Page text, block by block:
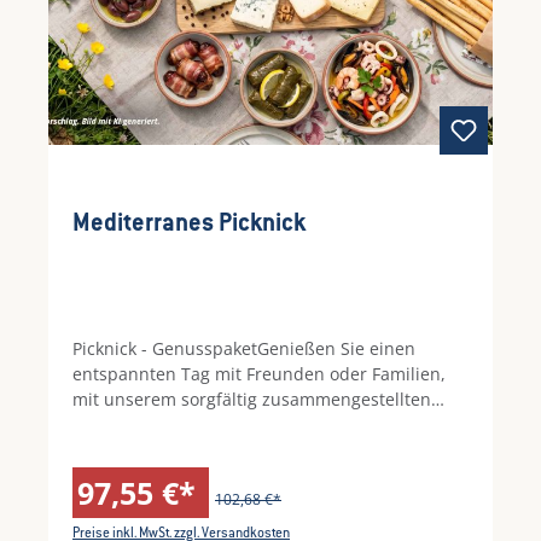
Mediterranes Picknick
Picknick - GenusspaketGenießen Sie einen
entspannten Tag mit Freunden oder Familien,
mit unserem sorgfältig zusammengestellten
97,55 €* 102,68 €*
Preise inkl. MwSt. zzgl. Versandkosten